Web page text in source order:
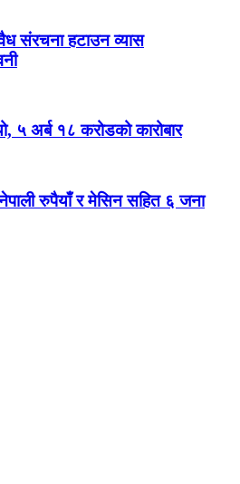
संरचना हटाउन व्यास
अर्ब १८ करोडको कारोबार
रुपैयाँ र मेसिन सहित ६ जना